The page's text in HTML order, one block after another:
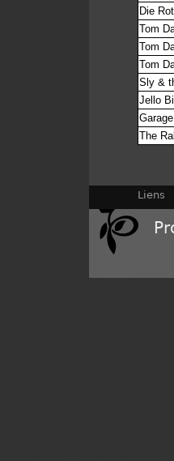
Die
Tom
Tom
Tom
Sly &
Jello
The
Liens